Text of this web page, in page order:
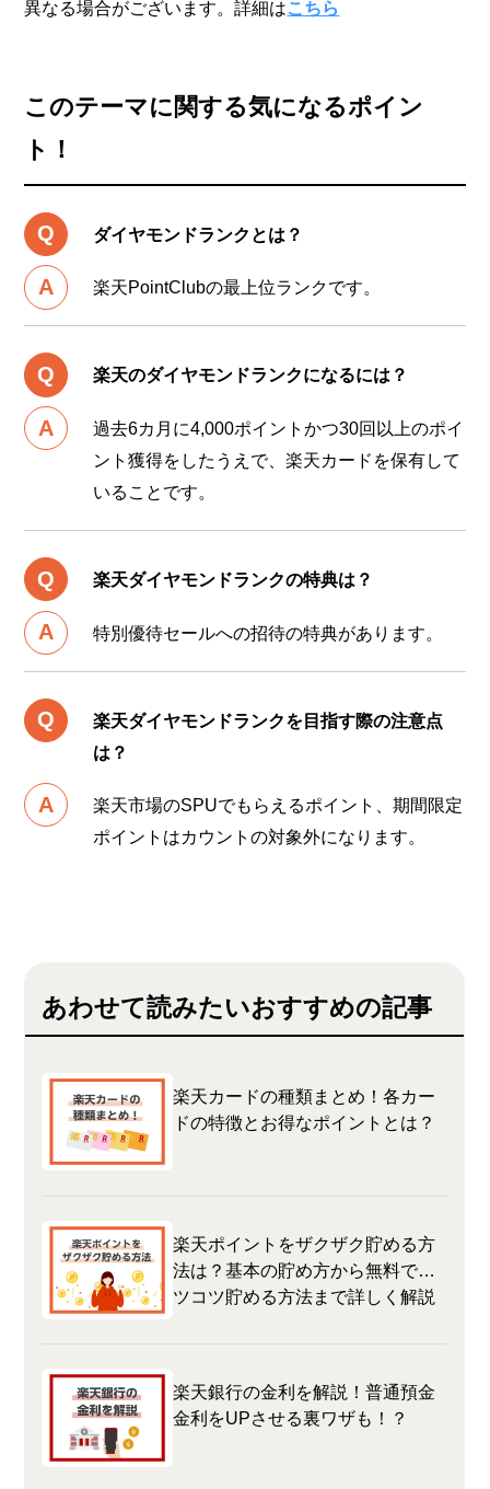
異なる場合がございます。詳細はこちら
このテーマに関する気になるポイン
ト！
ダイヤモンドランクとは？
楽天PointClubの最上位ランクです。
楽天のダイヤモンドランクになるには？
過去6カ月に4,000ポイントかつ30回以上のポイ
ント獲得をしたうえで、楽天カードを保有して
いることです。
楽天ダイヤモンドランクの特典は？
特別優待セールへの招待の特典があります。
楽天ダイヤモンドランクを目指す際の注意点
は？
楽天市場のSPUでもらえるポイント、期間限定
ポイントはカウントの対象外になります。
あわせて読みたいおすすめの記事
楽天カードの種類まとめ！各カー
ドの特徴とお得なポイントとは？
楽天ポイントをザクザク貯める方
法は？基本の貯め方から無料でコ
ツコツ貯める方法まで詳しく解説
楽天銀行の金利を解説！普通預金
金利をUPさせる裏ワザも！？